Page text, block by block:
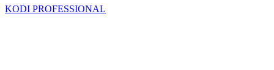
KODI PROFESSIONAL